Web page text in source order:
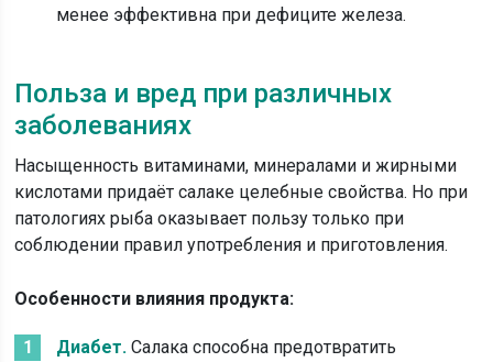
менее эффективна при дефиците железа.
Польза и вред при различных
заболеваниях
Насыщенность витаминами, минералами и жирными
кислотами придаёт салаке целебные свойства. Но при
патологиях рыба оказывает пользу только при
соблюдении правил употребления и приготовления.
Особенности влияния продукта:
Диабет. Салака способна предотвратить